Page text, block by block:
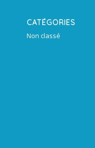
CATÉGORIES
Non classé